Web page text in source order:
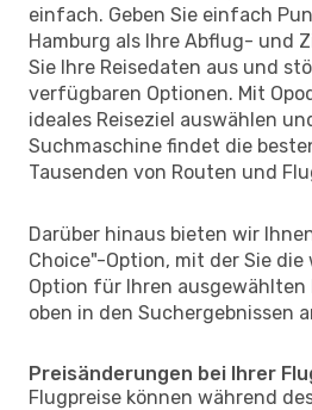
einfach. Geben Sie einfach
Hamburg als Ihre Abflug- und
Sie Ihre Reisedaten aus und
verfügbaren Optionen. Mit
ideales Reiseziel auswählen
Suchmaschine findet die
Tausenden von Routen und
Darüber hinaus bieten wir
Choice"-Option, mit der Sie
Option für Ihren ausgewählten
oben in den Suchergebnissen
Preisänderungen bei Ihrer
Flugpreise können während